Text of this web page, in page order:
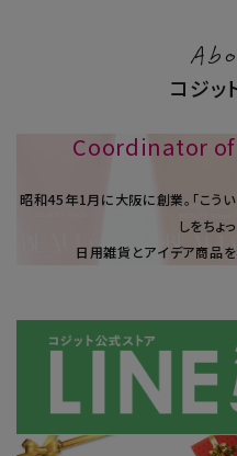
コジッ
Coordinator
昭和45年1⽉に大阪に創業。「こう
しをちょ
日用雑貨とアイデア商品